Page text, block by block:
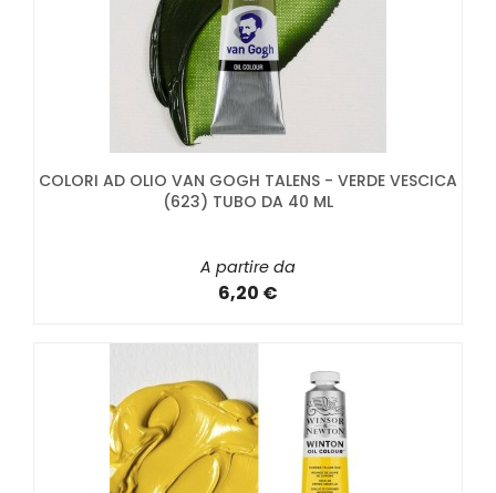
COLORI AD OLIO VAN GOGH TALENS - VERDE VESCICA
(623) TUBO DA 40 ML
A partire da
6,20 €